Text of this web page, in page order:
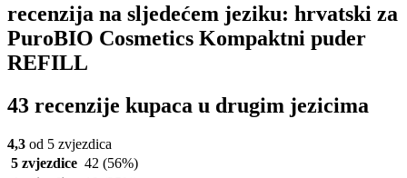
recenzija na sljedećem jeziku: hrvatski za
PuroBIO Cosmetics Kompaktni puder
REFILL
43 recenzije kupaca u drugim jezicima
4,3 od 5 zvjezdica
5 zvjezdice 42 (56%)